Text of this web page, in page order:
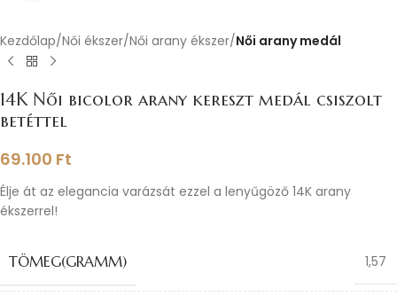
Kezdőlap Női ékszer Női arany ékszer Női arany medál
14K Női bicolor arany kereszt medál csiszolt
betéttel
69.100 Ft
Élje át az elegancia varázsát ezzel a lenyűgöző 14K arany
ékszerrel!
TÖMEG(GRAMM) 1,57